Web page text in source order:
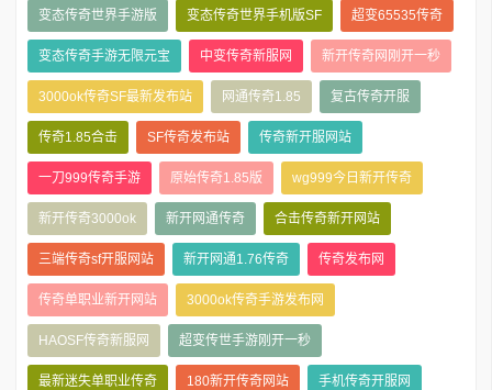
变态传奇世界手游版 变态传奇世界手机版SF 超变65535传奇
变态传奇手游无限元宝 中变传奇新服网 新开传奇网刚开一秒
3000ok传奇SF最新发布站 网通传奇1.85 复古传奇开服
传奇1.85合击 SF传奇发布站 传奇新开服网站
一刀999传奇手游 原始传奇1.85版 wg999今日新开传奇
新开传奇3000ok 新开网通传奇 合击传奇新开网站
三端传奇sf开服网站 新开网通1.76传奇 传奇发布网
传奇单职业新开网站 3000ok传奇手游发布网
HAOSF传奇新服网 超变传世手游刚开一秒
最新迷失单职业传奇 180新开传奇网站 手机传奇开服网